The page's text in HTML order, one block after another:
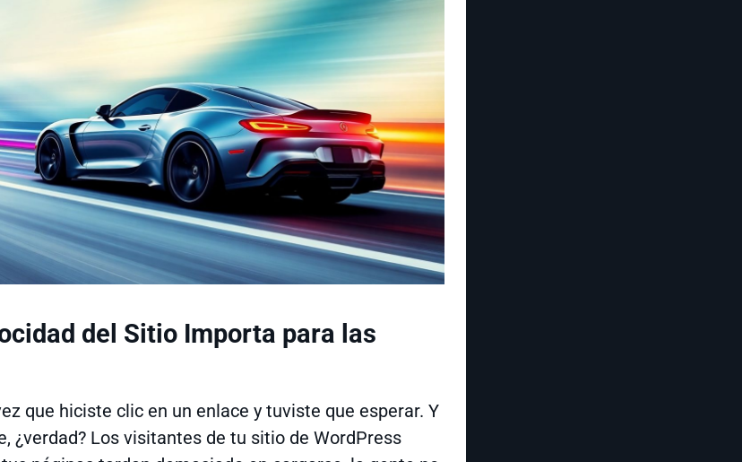
del Sitio Importa para las
que hiciste clic en un enlace y tuviste que esperar. Y
¿verdad? Los visitantes de tu sitio de WordPress